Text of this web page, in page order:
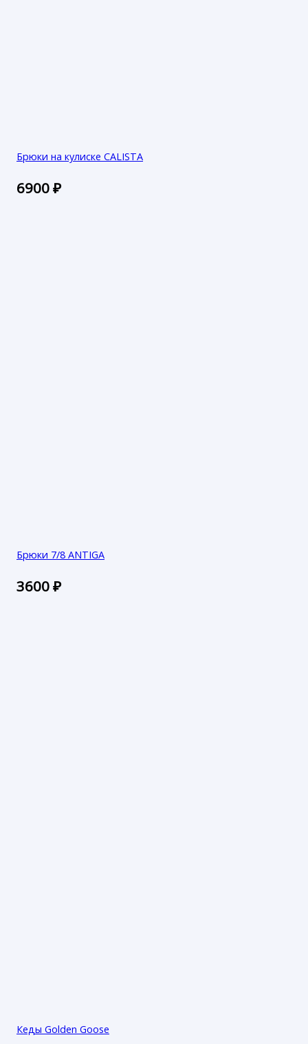
Брюки на кулиске CALISTA
6900₽
Брюки 7/8 ANTIGA
3600₽
Кеды Golden Goose